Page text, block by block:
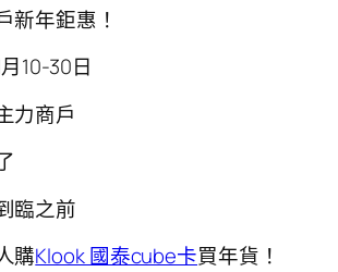
新年鉅惠！
10-30日
力商戶
臨之前
購Klook 國泰cube卡買年貨！